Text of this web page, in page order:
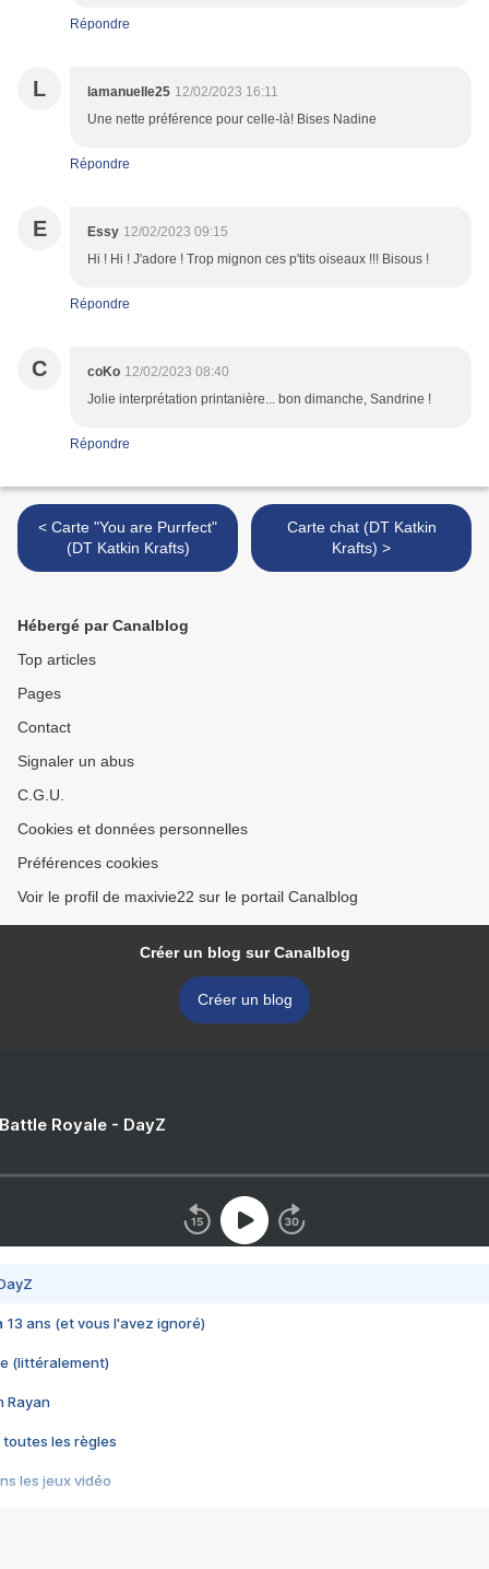
Répondre
L lamanuelle25 12/02/2023 16:11
Une nette préférence pour celle-là! Bises Nadine
Répondre
E Essy 12/02/2023 09:15
Hi ! Hi ! J'adore ! Trop mignon ces p'tits oiseaux !!! Bisous !
Répondre
C coKo 12/02/2023 08:40
Jolie interprétation printanière... bon dimanche, Sandrine !
Répondre
< Carte "You are Purrfect"
(DT Katkin Krafts)
Carte chat (DT Katkin
Krafts) >
Hébergé par Canalblog
Top articles
Pages
Contact
Signaler un abus
C.G.U.
Cookies et données personnelles
Préférences cookies
Voir le profil de maxivie22 sur le portail Canalblog
Créer un blog sur Canalblog
Créer un blog
Royale - DayZ
13 ans (et vous l'avez ignoré)
(littéralement)
Rayan
toutes les règles
les jeux vidéo